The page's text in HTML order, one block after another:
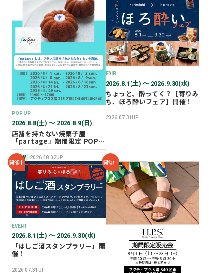
2026年03月
2026年02月
2025年12月
2025年11月
2025年10月
POP UP
2026.8.8(土) 〜 2026.8.9(日)
店舗を持たない焼菓子屋
「partage」期間限定 POP
UP SHOP オープン！
NEW 2026.08.02UP
FAIR
2026.8.1(土) 〜 2026.9.30(水)
ちょっと、酔ってく？【寄りみ
ち、ほろ酔いフェア】開催！
2026.07.31UP
開催中
EVENT
2026.8.1(土) 〜 2026.9.30(水)
「はしご酒スタンプラリー」開
催！
2026.07.31UP
開催中